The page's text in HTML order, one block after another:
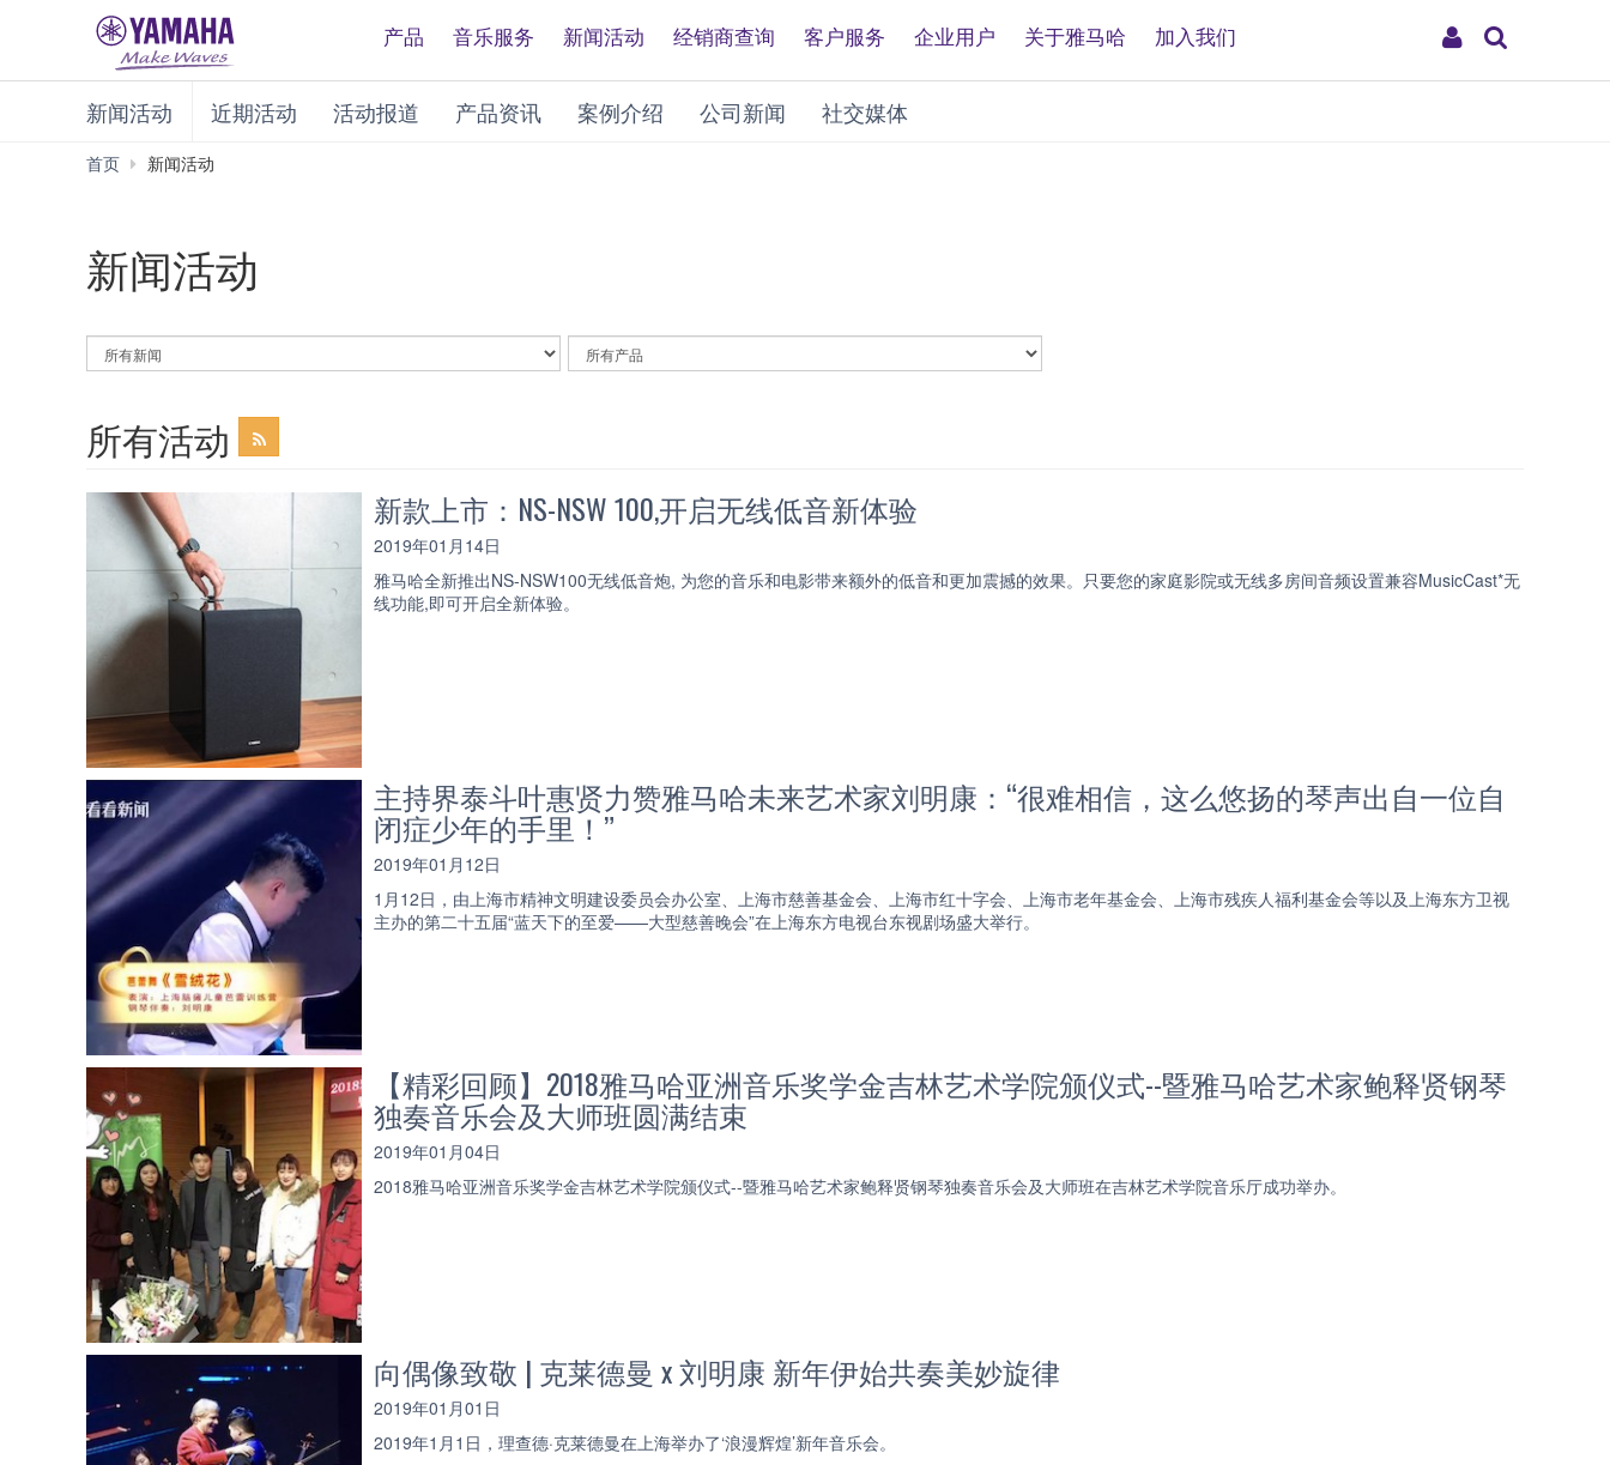
My
产品 音乐服务 新闻活动 经销商查询 客户服务 企业用户 关于雅马哈 加入我们
新闻活动 近期活动 活动报道 产品资讯 案例介绍 公司新闻 社交媒体
首页 新闻活动
新闻活动
By
News
By
Article
所有活动
新款上市：NS-NSW 100,开启无线低音新体验
2019年01月14日
雅马哈全新推出NS-NSW100无线低音炮, 为您的音乐和电影带来额外的低音和更加震撼的效果。只要您的家庭影院或无线多房间音频设置兼容MusicCast*无
线功能,即可开启全新体验。
主持界泰斗叶惠贤力赞雅马哈未来艺术家刘明康：“很难相信，这么悠扬的琴声出自一位自
闭症少年的手里！”
2019年01月12日
1月12日，由上海市精神文明建设委员会办公室、上海市慈善基金会、上海市红十字会、上海市老年基金会、上海市残疾人福利基金会等以及上海东方卫视
主办的第二十五届“蓝天下的至爱——大型慈善晚会”在上海东方电视台东视剧场盛大举行。
【精彩回顾】2018雅马哈亚洲音乐奖学金吉林艺术学院颁仪式--暨雅马哈艺术家鲍释贤钢琴
独奏音乐会及大师班圆满结束
2019年01月04日
2018雅马哈亚洲音乐奖学金吉林艺术学院颁仪式--暨雅马哈艺术家鲍释贤钢琴独奏音乐会及大师班在吉林艺术学院音乐厅成功举办。
向偶像致敬 | 克莱德曼 x 刘明康 新年伊始共奏美妙旋律
2019年01月01日
2019年1月1日，理查德·克莱德曼在上海举办了‘浪漫辉煌’新年音乐会。